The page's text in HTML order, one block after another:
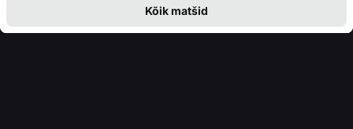
Kõik matšid